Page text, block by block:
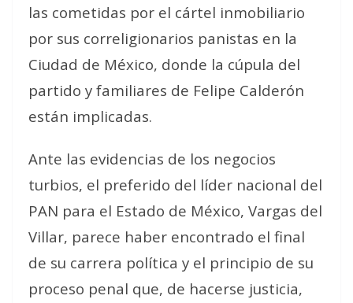
las cometidas por el cártel inmobiliario
por sus correligionarios panistas en la
Ciudad de México, donde la cúpula del
partido y familiares de Felipe Calderón
están implicadas.
Ante las evidencias de los negocios
turbios, el preferido del líder nacional del
PAN para el Estado de México, Vargas del
Villar, parece haber encontrado el final
de su carrera política y el principio de su
proceso penal que, de hacerse justicia,